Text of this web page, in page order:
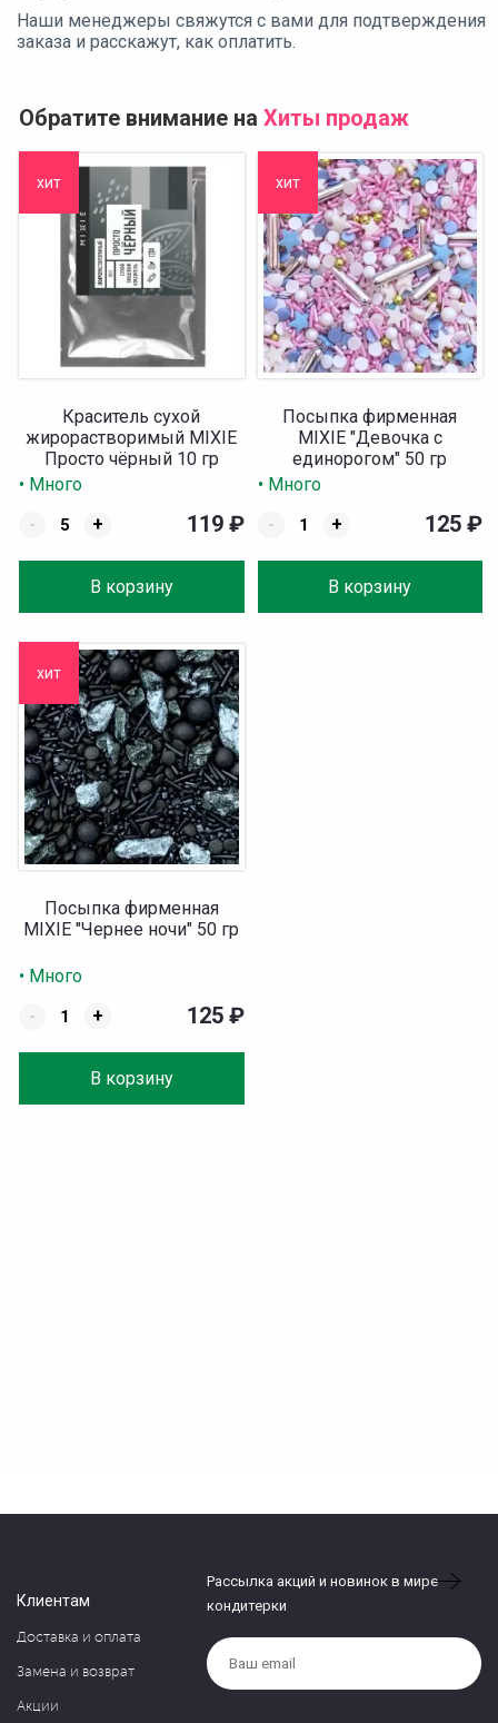
Наши менеджеры свяжутся с вами для подтверждения
заказа и расскажут, как оплатить.
Обратите внимание на Хиты продаж
хит
Краситель сухой
жирорастворимый MIXIE
Просто чёрный 10 гр
• Много
-
+
В корзину
119 ₽
хит
Посыпка фирменная
MIXIE "Девочка с
единорогом" 50 гр
• Много
-
+
В корзину
125 ₽
хит
Посыпка фирменная
MIXIE "Чернее ночи" 50 гр
• Много
-
+
В корзину
125 ₽
Клиентам
Доставка и оплата
Замена и возврат
Акции
Рассылка акций и новинок в мире
кондитерки